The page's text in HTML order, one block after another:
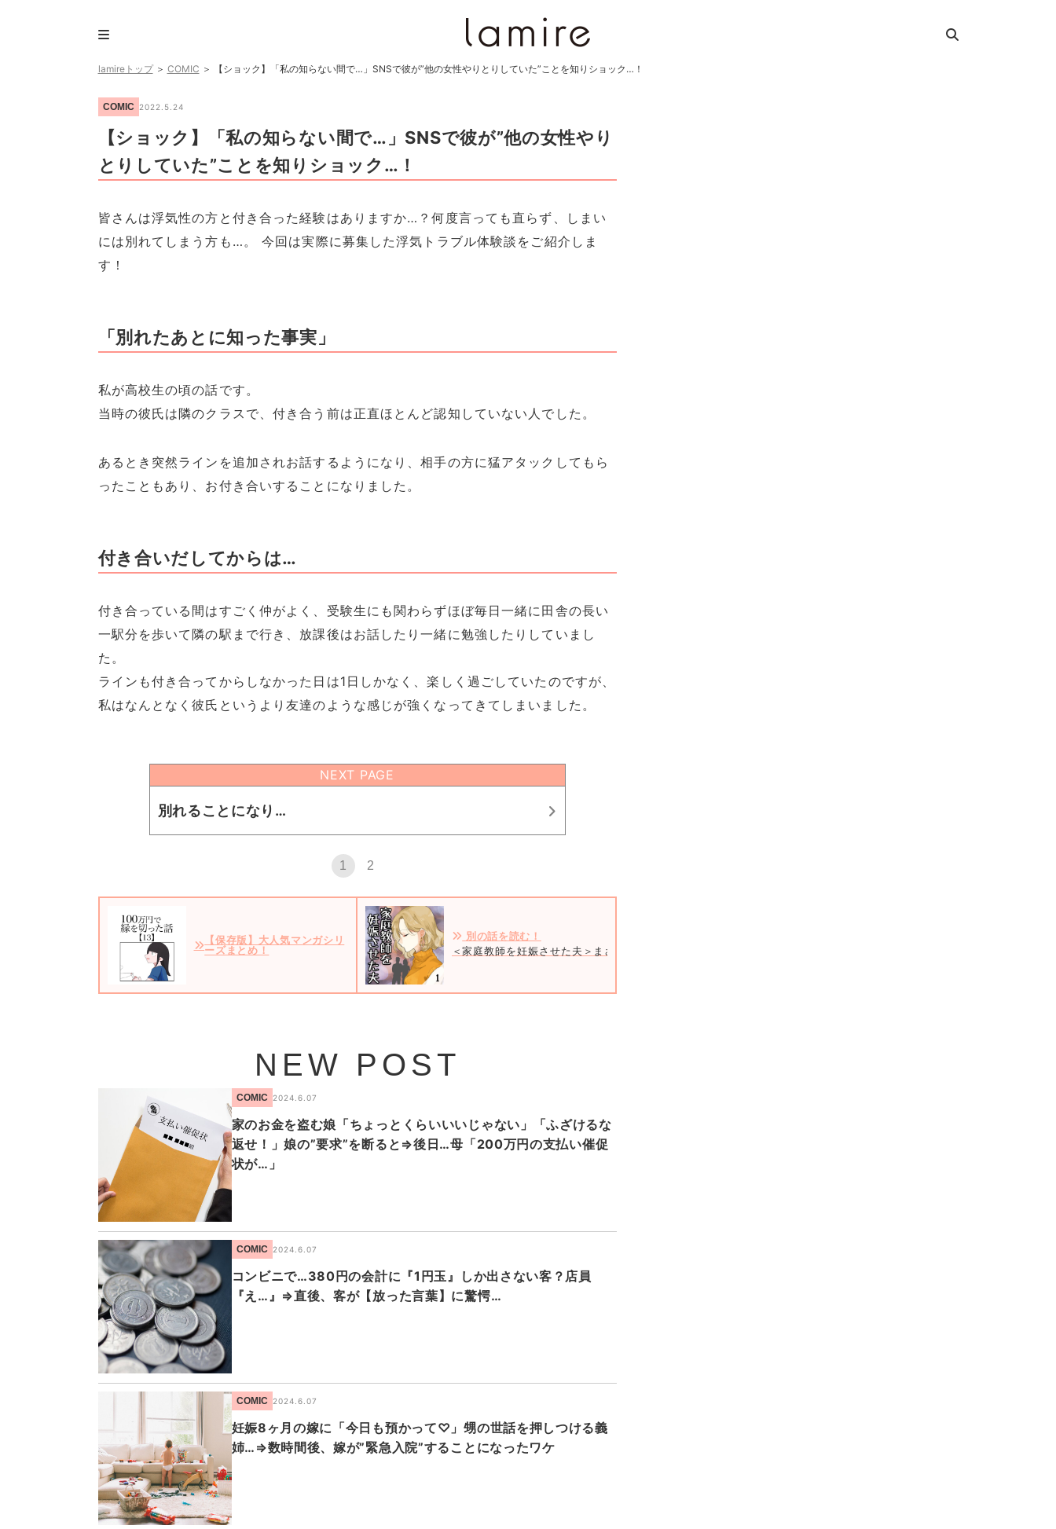
lamireトップ＞ COMIC ＞ 【ショック】「私の知らない間で…」SNSで彼が”他の女性やりとりしていた”ことを知りショック…！
COMIC 2022.5.24
【ショック】「私の知らない間で…」SNSで彼が”他の女性やり
とりしていた”ことを知りショック…！
皆さんは浮気性の方と付き合った経験はありますか…？何度言っても直らず、しまい
には別れてしまう方も…。 今回は実際に募集した浮気トラブル体験談をご紹介しま
す！
「別れたあとに知った事実」
私が高校生の頃の話です。
当時の彼氏は隣のクラスで、付き合う前は正直ほとんど認知していない人でした。
あるとき突然ラインを追加されお話するようになり、相手の方に猛アタックしてもら
ったこともあり、お付き合いすることになりました。
付き合いだしてからは…
付き合っている間はすごく仲がよく、受験生にも関わらずほぼ毎日一緒に田舎の長い
一駅分を歩いて隣の駅まで行き、放課後はお話したり一緒に勉強したりしていまし
た。
ラインも付き合ってからしなかった日は1日しかなく、楽しく過ごしていたのですが、
私はなんとなく彼氏というより友達のような感じが強くなってきてしまいました。
NEXT PAGE
別れることになり…
1 2
【保存版】大人気マンガシリ
ーズまとめ！
別の話を読む！
＜家庭教師を妊娠させた夫＞まさか3つの家庭を壊すことになるなんて…【＃1】
NEW POST
COMIC 2024.6.07
家のお金を盗む娘「ちょっとくらいいいじゃない」「ふざけるな
返せ！」娘の”要求”を断ると⇒後日…母「200万円の支払い催促
状が…」
COMIC 2024.6.07
コンビニで…380円の会計に『1円玉』しか出さない客？店員
『え…』⇒直後、客が【放った言葉】に驚愕…
COMIC 2024.6.07
妊娠8ヶ月の嫁に「今日も預かって♡」甥の世話を押しつける義
姉…⇒数時間後、嫁が”緊急入院”することになったワケ